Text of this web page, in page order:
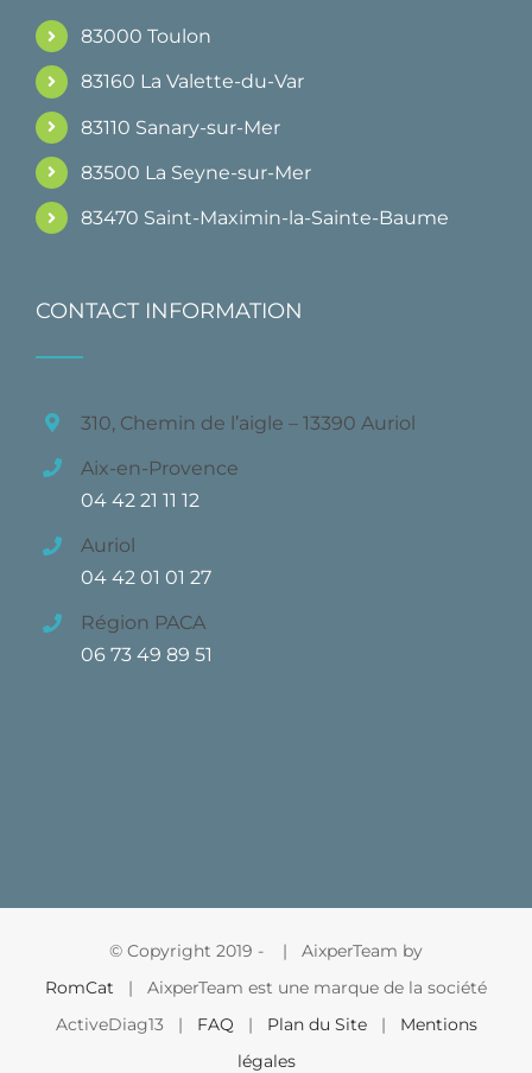
83000 Toulon
83160 La Valette-du-Var
83110 Sanary-sur-Mer
83500 La Seyne-sur-Mer
83470 Saint-Maximin-la-Sainte-Baume
CONTACT INFORMATION
310, Chemin de l’aigle – 13390 Auriol
Aix-en-Provence
04 42 21 11 12
Auriol
04 42 01 01 27
Région PACA
06 73 49 89 51
© Copyright 2019 -
| AixperTeam by
RomCat | AixperTeam est une marque de la société
ActiveDiag13 | FAQ | Plan du Site| Mentions
légales